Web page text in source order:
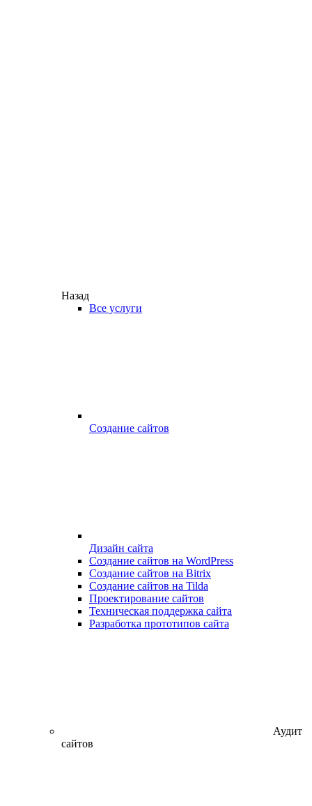
Назад
Все услуги
Создание сайтов
Дизайн сайта
Создание сайтов на WordPress
Создание сайтов на Bitrix
Создание сайтов на Tilda
Проектирование сайтов
Техническая поддержка сайта
Разработка прототипов сайта
Аудит
сайтов